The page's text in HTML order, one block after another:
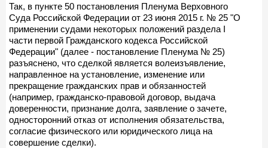
Так, в пункте 50 постановления Пленума Верховного
Суда Российской Федерации от 23 июня 2015 г. № 25 "О
применении судами некоторых положений раздела I
части первой Гражданского кодекса Российской
Федерации" (далее - постановление Пленума № 25)
разъяснено, что сделкой является волеизъявление,
направленное на установление, изменение или
прекращение гражданских прав и обязанностей
(например, гражданско-правовой договор, выдача
доверенности, признание долга, заявление о зачете,
односторонний отказ от исполнения обязательства,
согласие физического или юридического лица на
совершение сделки).